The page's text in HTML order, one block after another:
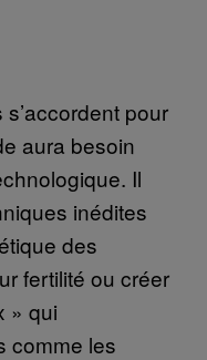
pour
aura besoin
Il
inédites
des
fertilité ou créer
» qui
comme les